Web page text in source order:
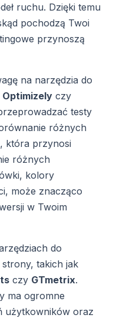
ruchu. Dzięki temu
pochodzą Twoi
przynoszą
na narzędzia do
Optimizely czy
testy
różnych
która przynosi
różnych
kolory
może znacząco
w Twoim
do
takich jak
czy GTmetrix.
ma ogromne
użytkowników oraz